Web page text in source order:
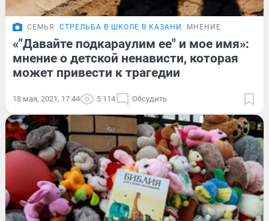
СЕМЬЯ СТРЕЛЬБА В ШКОЛЕ В КАЗАНИ МНЕНИЕ
«"Давайте подкараулим ее" и мое имя»:
мнение о детской ненависти, которая
может привести к трагедии
18 мая, 2021, 17:44 5 114 Обсудить